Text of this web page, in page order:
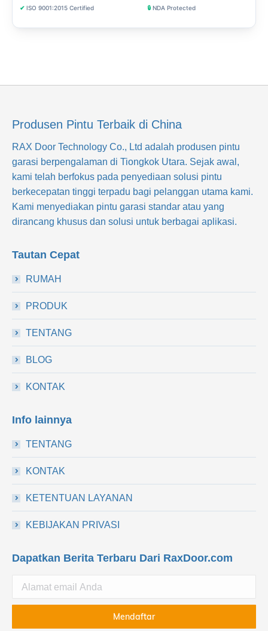
✔ ISO 9001:2015 Certified 🔒 NDA Protected
Produsen Pintu Terbaik di China
RAX Door Technology Co., Ltd adalah produsen pintu
garasi berpengalaman di Tiongkok Utara. Sejak awal,
kami telah berfokus pada penyediaan solusi pintu
berkecepatan tinggi terpadu bagi pelanggan utama kami.
Kami menyediakan pintu garasi standar atau yang
dirancang khusus dan solusi untuk berbagai aplikasi.
Tautan Cepat
RUMAH
PRODUK
TENTANG
BLOG
KONTAK
Info lainnya
TENTANG
KONTAK
KETENTUAN LAYANAN
KEBIJAKAN PRIVASI
Dapatkan Berita Terbaru Dari RaxDoor.com